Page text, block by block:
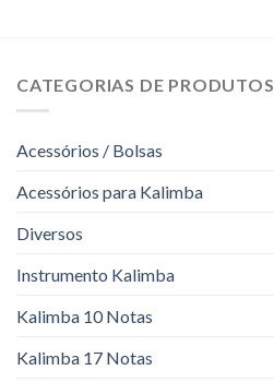
CATEGORIAS DE PRODUTOS
Acessórios / Bolsas
Acessórios para Kalimba
Diversos
Instrumento Kalimba
Kalimba 10 Notas
Kalimba 17 Notas